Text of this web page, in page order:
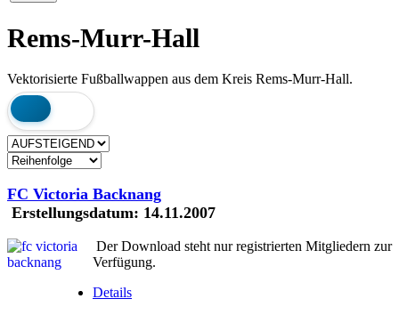
Rems-Murr-Hall
Vektorisierte Fußballwappen aus dem Kreis Rems-Murr-Hall.
FC Victoria Backnang
Erstellungsdatum: 14.11.2007
Der Download steht nur registrierten Mitgliedern zur
Verfügung.
Details